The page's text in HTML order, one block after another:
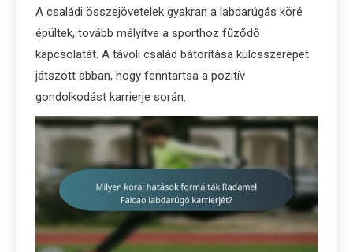
A családi összejövetelek gyakran a labdarúgás köré
épültek, tovább mélyítve a sporthoz fűződő
kapcsolatát. A távoli család bátorítása kulcsszerepet
játszott abban, hogy fenntartsa a pozitív
gondolkodást karrierje során.